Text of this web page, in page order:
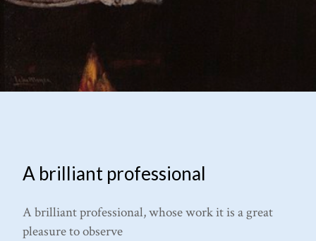
A brilliant professional
A brilliant professional, whose work it is a great
pleasure to observe